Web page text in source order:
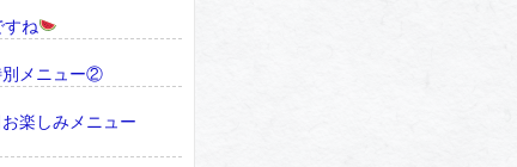
すね
別メニュー②
楽しみメニュー